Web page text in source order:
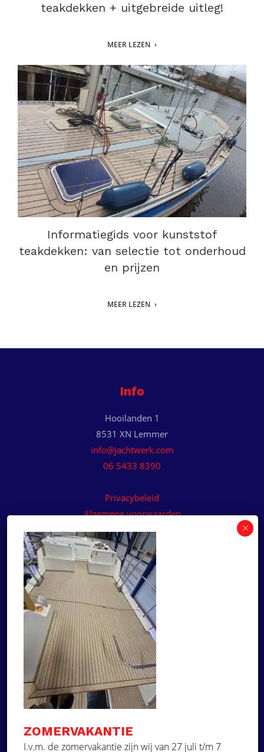
teakdekken + uitgebreide uitleg!
MEER LEZEN
Informatiegids voor kunststof
teakdekken: van selectie tot onderhoud
en prijzen
MEER LEZEN
Info
Hooilanden 1
8531 XN Lemmer
info@jachtwerk.com
06 5433 8390
Privacybeleid
Algemene voorwaarden
Algemene voorwaarden paneelservice
Offerte aanvragen
Wilt u een prijsvoorstel op maat ontvangen voor
een kunststof teakdek voor uw boot? Vraag een
vrijblijvende offerte aan!
Offerte aanvragen
Ga naar
Over ons
Projecten
ZOMERVAKANTIE
I.v.m. de zomervakantie zijn wij van 27 juli t/m 7
Deze website maakt
gebruik van cookies.
Deze website gebruikt cookies om uw
gebruikerservaring te verbeteren. Door
onze website te gebruiken, stemt u in met
alle cookies in overeenstemming met ons
STRIKT NOODZAKELIJK